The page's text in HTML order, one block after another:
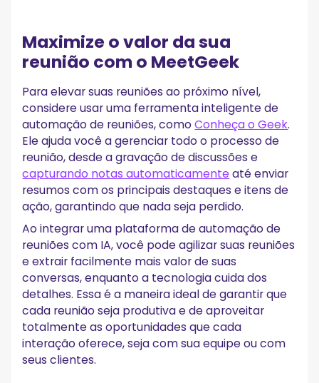
Maximize o valor da sua
reunião com o MeetGeek
Para elevar suas reuniões ao próximo nível,
considere usar uma ferramenta inteligente de
automação de reuniões, comoConheça o Geek.
Ele ajuda você a gerenciar todo o processo de
reunião, desde a gravação de discussões e
capturando notas automaticamenteaté enviar
resumos com os principais destaques e itens de
ação, garantindo que nada seja perdido.
Ao integrar uma plataforma de automação de
reuniões com IA, você pode agilizar suas reuniões
e extrair facilmente mais valor de suas
conversas, enquanto a tecnologia cuida dos
detalhes. Essa é a maneira ideal de garantir que
cada reunião seja produtiva e de aproveitar
totalmente as oportunidades que cada
interação oferece, seja com sua equipe ou com
seus clientes.